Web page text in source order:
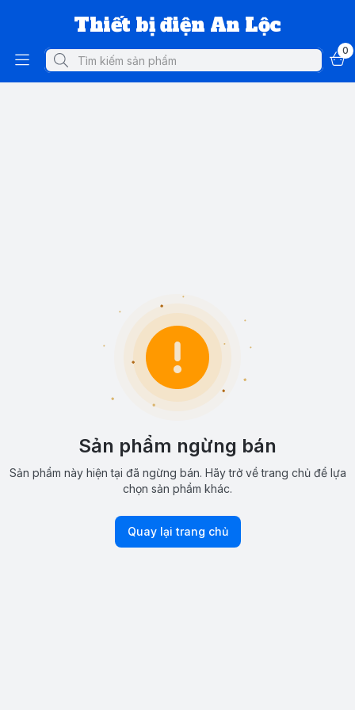
Thiết bị điện An Lộc
0
Sản phẩm ngừng bán
Sản phẩm này hiện tại đã ngừng bán. Hãy trở về trang chủ để lựa
chọn sản phẩm khác.
Quay lại trang chủ